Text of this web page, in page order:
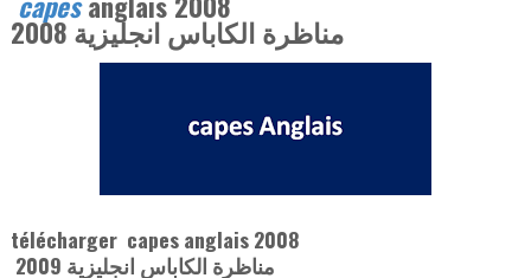
مناظرة الكاباس انجليزية 2008
télécharger capes anglais 2008
مناظرة الكاباس انجليزية 2009